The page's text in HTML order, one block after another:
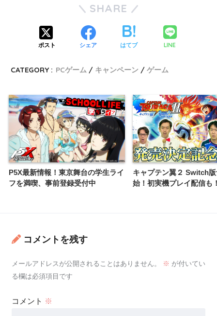
SHARE
ポスト シェア はてブ LINE
CATEGORY : PCゲーム キャンペーン ゲーム
P5X最新情報！東京舞台の学生ライ
フを満喫、事前登録受付中
キャプテン翼２ Switch
始！初実機プレイ配信も
コメントを残す
メールアドレスが公開されることはありません。 ※ が付いてい
る欄は必須項目です
コメント ※